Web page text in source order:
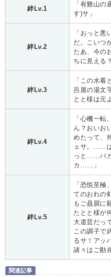
絆Lv.1
「有難山の
す)サ」
絆Lv.2
「おっと悪
だ。こいつ
たあ、今の
ちに見える
絆Lv.3
「この水着
呂屋の湯文
とと様は元
絆Lv.4
「心機一転
ん？おいお
めたって、
ェサ。……
っと……バ
カ……」
絆Lv.5
「恐悦至極
てのおれの
もご贔屓に
たとと様が
大道芸だっ
この調子で
るサ！アッ
諸々はご勘